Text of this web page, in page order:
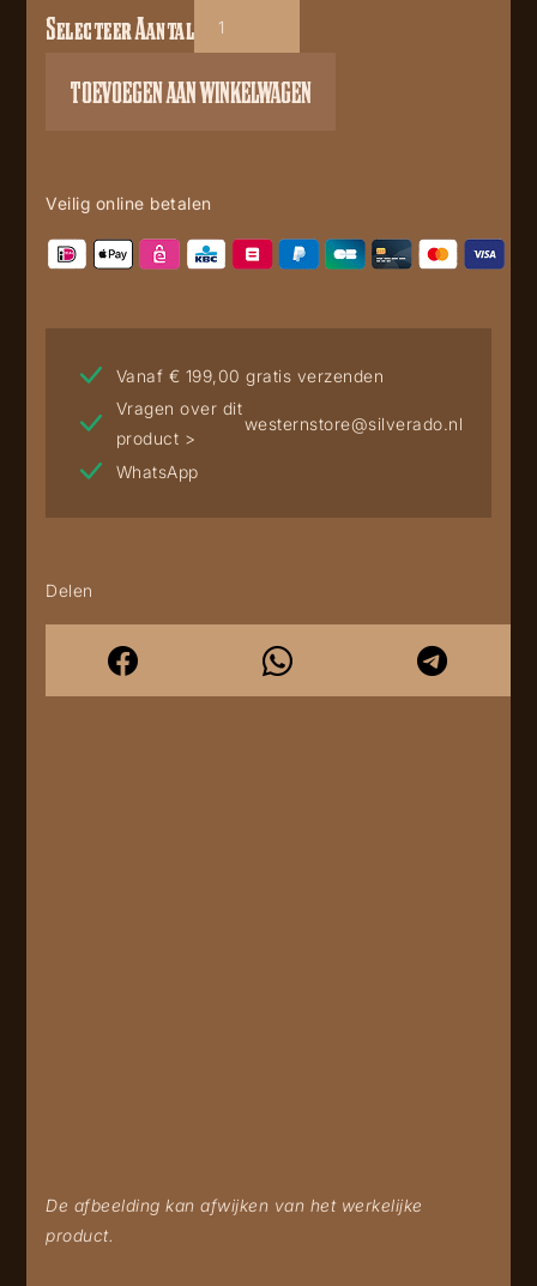
De afbeelding kan afwijken van het werkelijke
product.
Bolo
Selecteer Aantal
TOEVOEGEN AAN WINKELWAGEN
Veilig online betalen
Vanaf € 199,00 gratis verzenden
Vragen over dit
product >
westernstore@silverado.nl
WhatsApp
Delen